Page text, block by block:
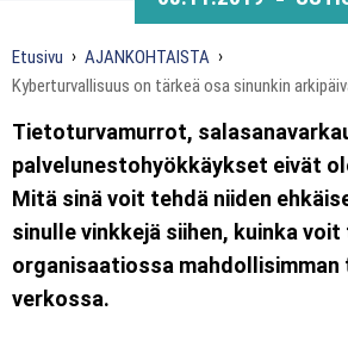
Etusivu
AJANKOHTAISTA
Kyberturvallisuus on tärkeä osa sinunkin
Tietoturvamurrot,
palvelunestohyökkäykset eivät
Mitä sinä voit tehdä niiden
sinulle vinkkejä siihen, kuinka
organisaatiossa
verkossa.